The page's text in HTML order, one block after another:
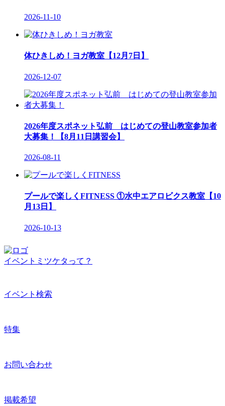
2026-11-10
体ひきしめ！ヨガ教室【12月7日】
2026-12-07
2026年度スポネット弘前 はじめての登山教室参加者
大募集！【8月11日講習会】
2026-08-11
プールで楽しくFITNESS ①水中エアロビクス教室【10
月13日】
2026-10-13
イベントミツケタって？
イベント検索
特集
お問い合わせ
掲載希望